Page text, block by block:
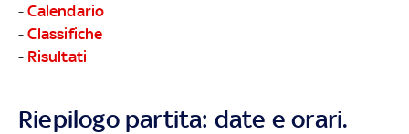
-Calendario
-Classifiche
- Risultati
Riepilogo partita: date e orari.